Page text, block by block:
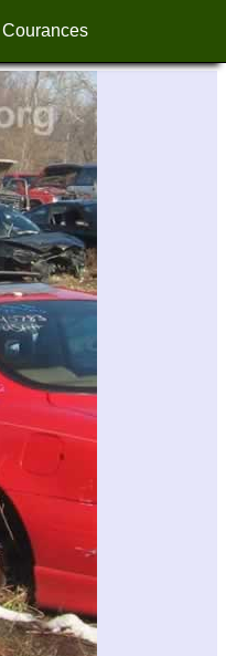
Courances